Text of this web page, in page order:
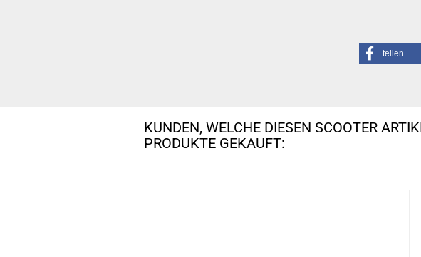
teilen
KUNDEN, WELCHE DIESEN SCOOTER
PRODUKTE GEKAUFT: